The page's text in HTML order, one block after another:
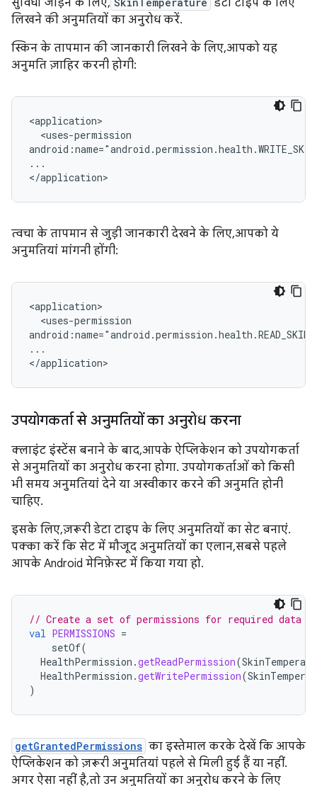
सुविधा जोड़ने के लिए,
डेटा टाइप के लिए
लिखने की अनुमतियों का अनुरोध करें.
स्किन के तापमान की जानकारी लिखने के लिए, आपको यह
अनुमति ज़ाहिर करनी होगी:
<uses-permission
...
त्वचा के तापमान से जुड़ी जानकारी देखने के लिए, आपको ये
अनुमतियां मांगनी होंगी:
<uses-permission
...
उपयोगकर्ता से अनुमतियों का अनुरोध करना
क्लाइंट इंस्टेंस बनाने के बाद, आपके ऐप्लिकेशन को उपयोगकर्ता
से अनुमतियों का अनुरोध करना होगा. उपयोगकर्ताओं को किसी
भी समय अनुमतियां देने या अस्वीकार करने की अनुमति होनी
चाहिए.
इसके लिए, ज़रूरी डेटा टाइप के लिए अनुमतियों का सेट बनाएं.
पक्का करें कि सेट में मौजूद अनुमतियों का एलान, सबसे पहले
आपके Android मेनिफ़ेस्ट में किया गया हो.
// Create a set of permissions for required data
val PERMISSIONS =
setOf(
HealthPermission .getReadPermission(
HealthPermission .getWritePermission(
)
getGrantedPermissions का इस्तेमाल करके देखें कि आपके
ऐप्लिकेशन को ज़रूरी अनुमतियां पहले से मिली हुई हैं या नहीं.
अगर ऐसा नहीं है, तो उन अनुमतियों का अनुरोध करने के लिए